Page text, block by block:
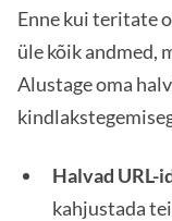
Enne kui teritate
üle kõik andmed,
Alustage oma
Halvad URL-
kahjustada